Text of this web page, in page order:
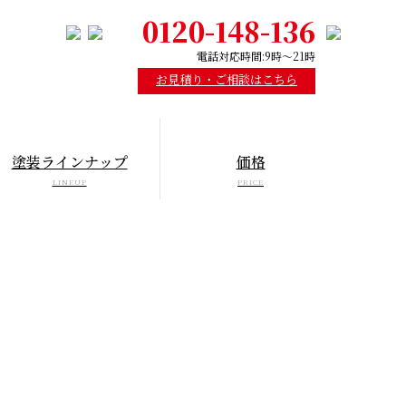
0120-148-136
電話対応時間:9時～21時
お見積り・ご相談はこちら
塗装ラインナップ
LINEUP
価格
PRICE